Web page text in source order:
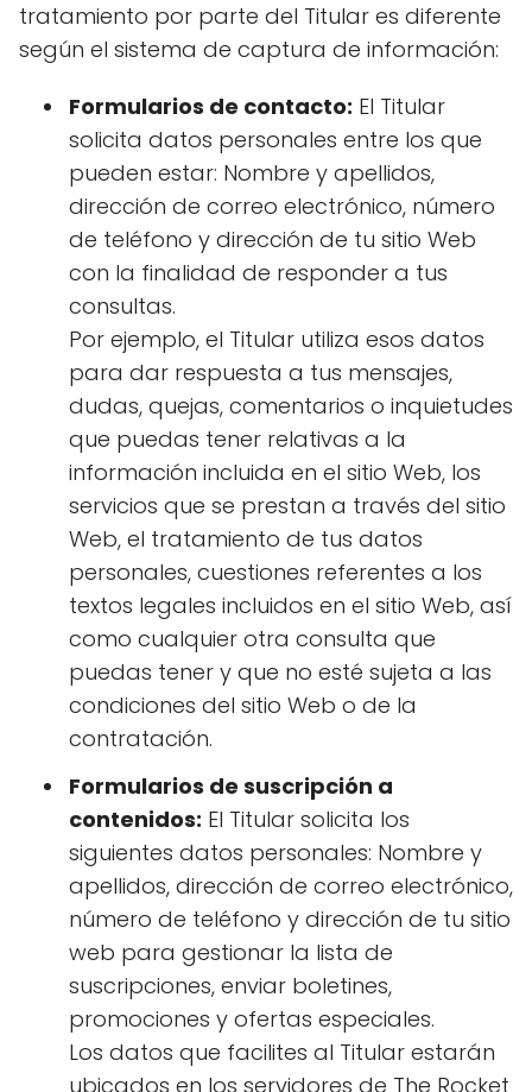
tratamiento por parte del Titular es diferente
según el sistema de captura de información:
Formularios de contacto: El Titular
solicita datos personales entre los que
pueden estar: Nombre y apellidos,
dirección de correo electrónico, número
de teléfono y dirección de tu sitio Web
con la finalidad de responder a tus
consultas.
Por ejemplo, el Titular utiliza esos datos
para dar respuesta a tus mensajes,
dudas, quejas, comentarios o inquietudes
que puedas tener relativas a la
información incluida en el sitio Web, los
servicios que se prestan a través del sitio
Web, el tratamiento de tus datos
personales, cuestiones referentes a los
textos legales incluidos en el sitio Web, así
como cualquier otra consulta que
puedas tener y que no esté sujeta a las
condiciones del sitio Web o de la
contratación.
Formularios de suscripción a
contenidos: El Titular solicita los
siguientes datos personales: Nombre y
apellidos, dirección de correo electrónico,
número de teléfono y dirección de tu sitio
web para gestionar la lista de
suscripciones, enviar boletines,
promociones y ofertas especiales.
Los datos que facilites al Titular estarán
ubicados en los servidores de The Rocket